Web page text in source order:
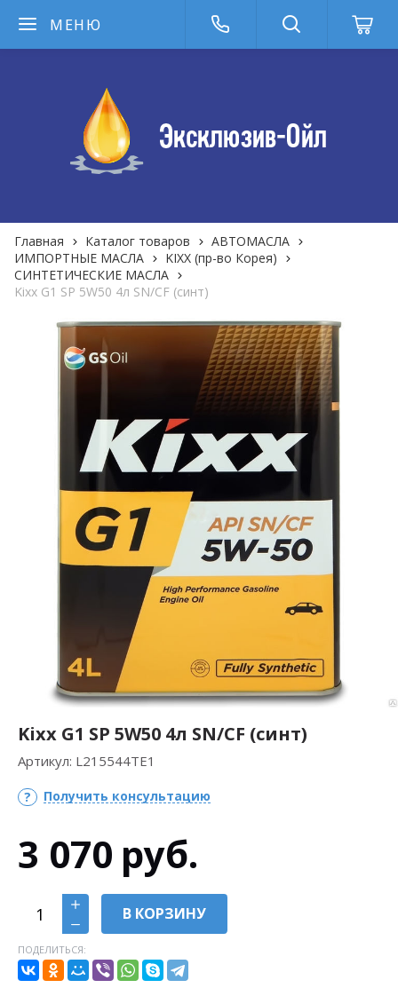
МЕНЮ
Главная Каталог товаров
АВТОМАСЛА
ИМПОРТНЫЕ МАСЛА
KIXX (пр-во Корея)
СИНТЕТИЧЕСКИЕ МАСЛА
Kixx G1 SP 5W50 4л SN/CF (синт)
Kixx G1 SP 5W50 4л SN/CF (синт)
Артикул: L215544TE1
Получить консультацию
3 070 руб.
В КОРЗИНУ
ПОДЕЛИТЬСЯ: